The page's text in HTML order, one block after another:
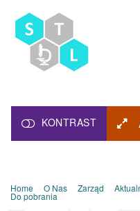
KONTRAST
Home O Nas Zarząd
Do pobrania